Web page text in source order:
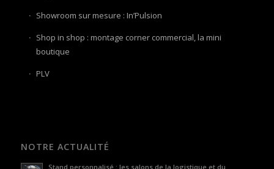
Showroom sur mesure : In’Pulsion
Shop in shop : montage corner commercial, la mini
boutique
PLV
NOTRE ACTUALITÉ
Stand personnalisé : les salons de la logistique et du